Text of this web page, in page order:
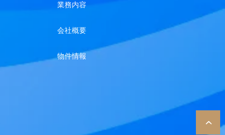
業務内容
会社概要
物件情報